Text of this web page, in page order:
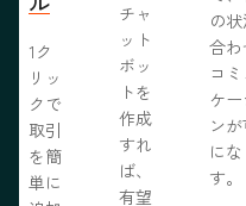
1ク
リッ
クで
取引
を簡
単に
チャ
ット
ボッ
トを
作成
すれ
ば、
有望
の
合わ
コ
ケー
ン
に
す。